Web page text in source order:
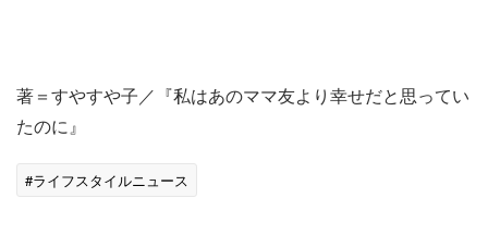
著＝すやすや子／『私はあのママ友より幸せだと思ってい
たのに』
#ライフスタイルニュース